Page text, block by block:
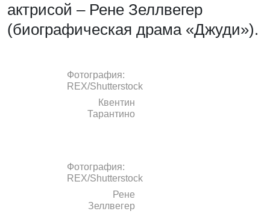
актрисой – Рене Зеллвегер
(биографическая драма «Джуди»).
Фотография:
REX/Shutterstock
Квентин
Тарантино
Фотография:
REX/Shutterstock
Рене
Зеллвегер